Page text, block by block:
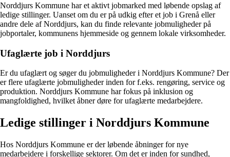
Norddjurs Kommune har et aktivt jobmarked med løbende opslag af
ledige stillinger. Uanset om du er på udkig efter et job i Grenå eller
andre dele af Norddjurs, kan du finde relevante jobmuligheder på
jobportaler, kommunens hjemmeside og gennem lokale virksomheder.
Ufaglærte job i Norddjurs
Er du ufaglært og søger du jobmuligheder i Norddjurs Kommune? Der
er flere ufaglærte jobmuligheder inden for f.eks. rengøring, service og
produktion. Norddjurs Kommune har fokus på inklusion og
mangfoldighed, hvilket åbner døre for ufaglærte medarbejdere.
Ledige stillinger i Norddjurs Kommune
Hos Norddjurs Kommune er der løbende åbninger for nye
medarbejdere i forskellige sektorer. Om det er inden for sundhed,